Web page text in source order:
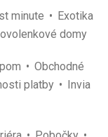
minute
Exotika
domy
Obchodné
platby
Invia